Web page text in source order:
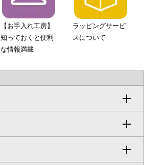
【お手入れ工房】
知っておくと便利
な情報満載
ラッピングサービ
スについて